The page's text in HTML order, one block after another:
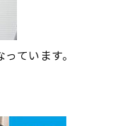
ています。